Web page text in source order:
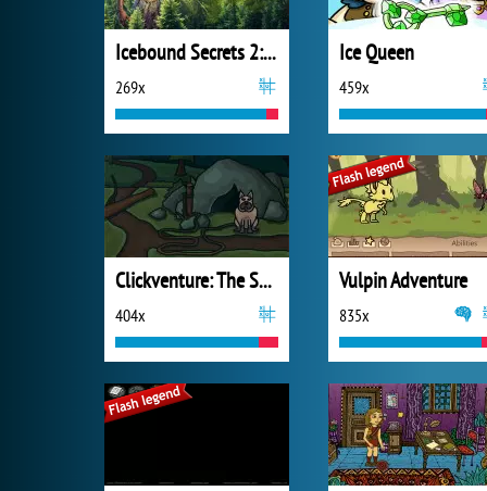
Icebound Secrets 2: Soul Hunter
269x
Ice Queen
459x
Clickventure: The Secret Beneath
404x
Vulpin Adventure
835x